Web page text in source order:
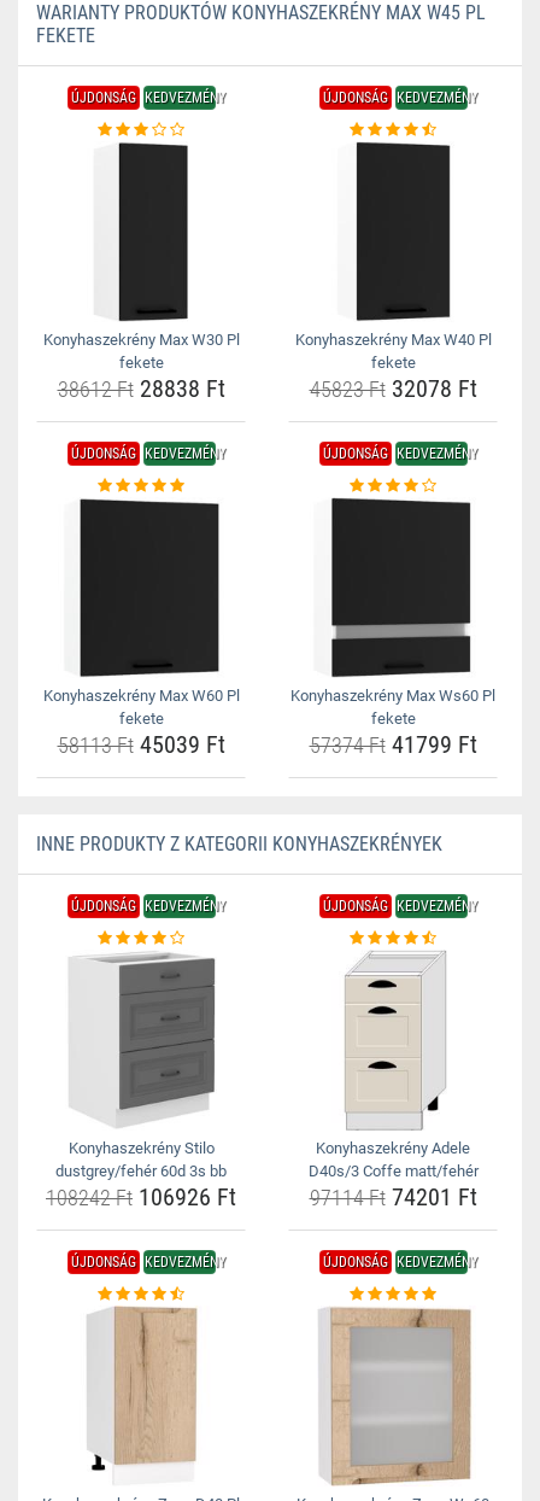
WARIANTY PRODUKTÓW KONYHASZEKRÉNY MAX W45 PL
FEKETE
ÚJDONSÁG KEDVEZMÉNY
Konyhaszekrény Max W30 Pl
fekete
38612 Ft28838 Ft
ÚJDONSÁG KEDVEZMÉNY
Konyhaszekrény Max W40 Pl
fekete
45823 Ft32078 Ft
ÚJDONSÁG KEDVEZMÉNY
Konyhaszekrény Max W60 Pl
fekete
58113 Ft45039 Ft
ÚJDONSÁG KEDVEZMÉNY
Konyhaszekrény Max Ws60 Pl
fekete
57374 Ft41799 Ft
INNE PRODUKTY Z KATEGORII KONYHASZEKRÉNYEK
ÚJDONSÁG KEDVEZMÉNY
Konyhaszekrény Stilo
dustgrey/fehér 60d 3s bb
108242 Ft 106926 Ft
ÚJDONSÁG KEDVEZMÉNY
Konyhaszekrény Adele
D40s/3 Coffe matt/fehér
97114 Ft74201 Ft
ÚJDONSÁG KEDVEZMÉNY ÚJDONSÁG KEDVEZMÉNY